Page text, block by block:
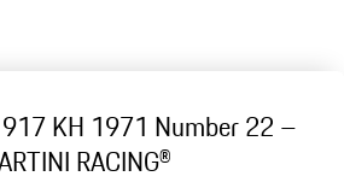
917 KH 1971 Number 22 –
RACING®